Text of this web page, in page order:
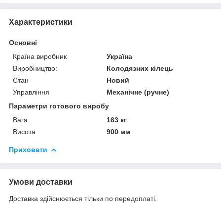
Характеристики
Основні
Країна виробник
Україна
Виробництво:
Колодязних кілець
Стан
Новий
Управління
Механічне (ручне)
Параметри готового виробу
Вага
163 кг
Висота
900 мм
Приховати
Умови доставки
Доставка здійснюється тільки по передоплаті.